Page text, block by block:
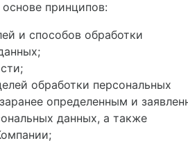
принципов:
и способов обработки
обработки персональных
определенным и
данных, а также